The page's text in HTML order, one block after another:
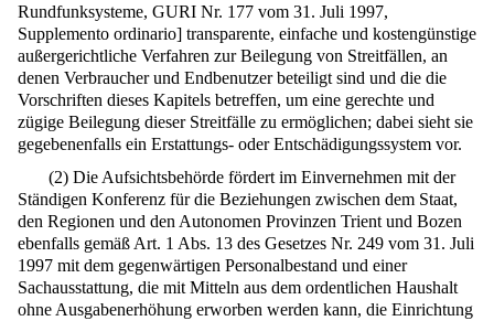
Rundfunksysteme, GURI Nr. 177 vom 31. Juli 1997,
Supplemento ordinario] transparente, einfache und kostengünstige
außergerichtliche Verfahren zur Beilegung von Streitfällen, an
denen Verbraucher und Endbenutzer beteiligt sind und die die
Vorschriften dieses Kapitels betreffen, um eine gerechte und
zügige Beilegung dieser Streitfälle zu ermöglichen; dabei sieht sie
gegebenenfalls ein Erstattungs- oder Entschädigungssystem vor.
(2) Die Aufsichtsbehörde fördert im Einvernehmen mit der
Ständigen Konferenz für die Beziehungen zwischen dem Staat,
den Regionen und den Autonomen Provinzen Trient und Bozen
ebenfalls gemäß Art. 1 Abs. 13 des Gesetzes Nr. 249 vom 31. Juli
1997 mit dem gegenwärtigen Personalbestand und einer
Sachausstattung, die mit Mitteln aus dem ordentlichen Haushalt
ohne Ausgabenerhöhung erworben werden kann, die Einrichtung